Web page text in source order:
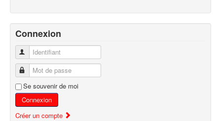
Connexion
Identifiant
Mot de passe
Se souvenir de moi
Connexion
Créer un compte